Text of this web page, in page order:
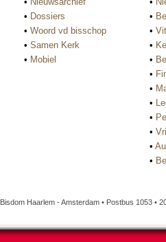
• Dossiers
• Woord vd bisschop
• Samen Kerk
• Mobiel
•
•
•
•
•
•
•
•
•
•
•
Bisdom Haarlem - Amsterdam • Postbus 1053 •